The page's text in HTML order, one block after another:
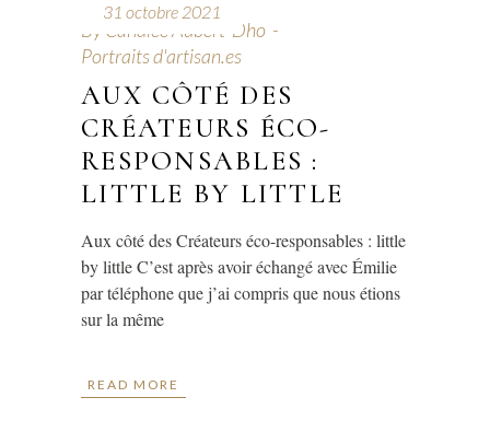
31 octobre 2021
By Candice Aubert-Dho
Portraits d'artisan.es
AUX CÔTÉ DES
CRÉATEURS ÉCO-
RESPONSABLES :
LITTLE BY LITTLE
Aux côté des Créateurs éco-responsables : little
by little C’est après avoir échangé avec Émilie
par téléphone que j’ai compris que nous étions
sur la même
READ MORE